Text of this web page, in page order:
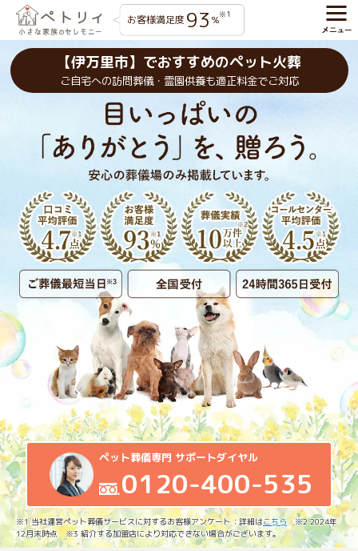
お客様満足度 93 %※1
【伊万里市】でおすすめのペット火葬
ご自宅への訪問葬儀・霊園供養も適正料金でご対応
ペット葬儀専門 サポートダイヤル
0120-400-535
※1 当社運営ペット葬儀サービスに対するお客様アンケート：詳細はこちら ※2 2024年
12月末時点 ※3 紹介する加盟店により対応できない場合がございます。